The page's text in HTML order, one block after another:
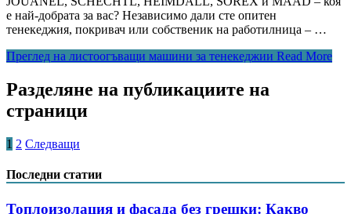
е най-добрата за вас? Независимо дали сте опитен
тенекеджия, покривач или собственик на работилница – …
Преглед на листоогъващи машини за тенекеджии Read More
Разделяне на публикациите на
страници
1 2 Следващи
Последни статии
Топлоизолация и фасада без грешки: Какво